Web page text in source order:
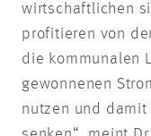
wirtschaftlichen
profitieren von
die kommunalen
gewonnenen
nutzen und